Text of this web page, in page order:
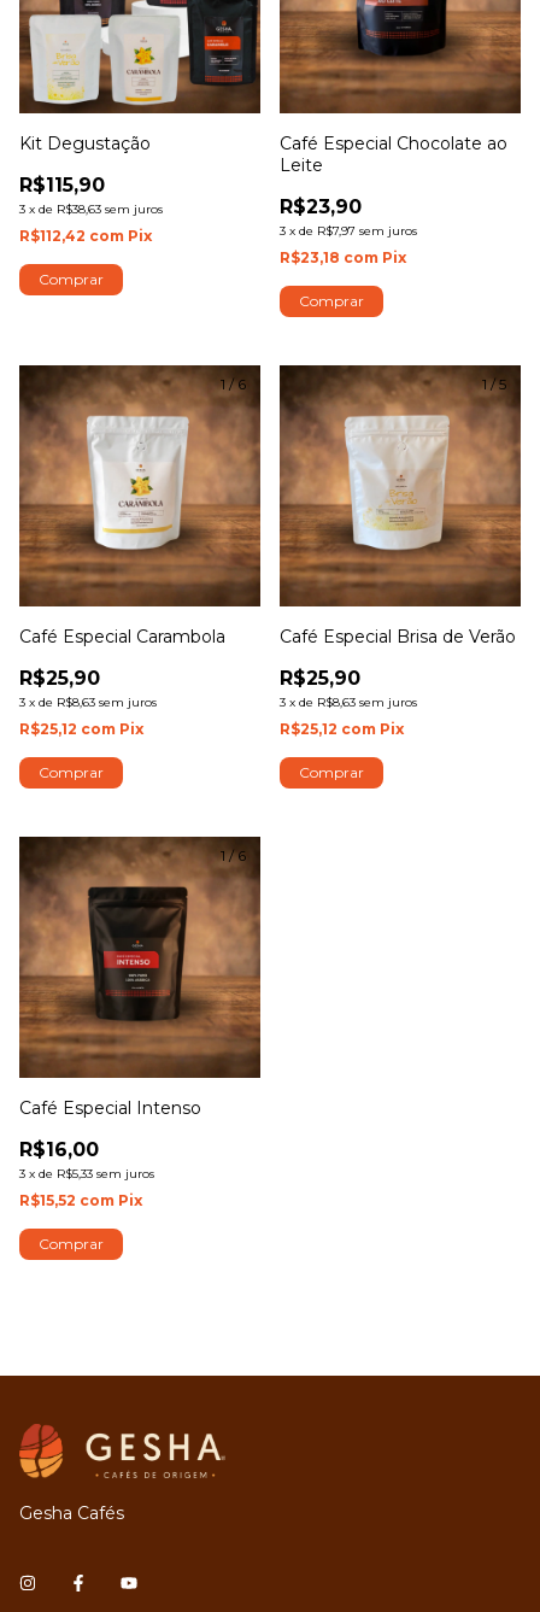
Kit Degustação
R$115,90
3 x de R$38,63 sem juros
R$112,42 com Pix
Comprar
Café Especial Chocolate ao
Leite
R$23,90
3 x de R$7,97 sem juros
R$23,18 com Pix
Comprar
1/6
Café Especial Carambola
R$25,90
3 x de R$8,63 sem juros
R$25,12 com Pix
Comprar
1/5
Café Especial Brisa de Verão
R$25,90
3 x de R$8,63 sem juros
R$25,12 com Pix
Comprar
1/6
Café Especial Intenso
R$16,00
3 x de R$5,33 sem juros
R$15,52 com Pix
Comprar
Gesha Cafés